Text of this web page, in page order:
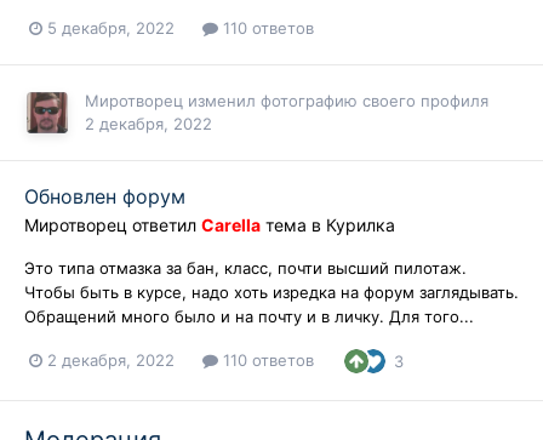
5 декабря, 2022 110 ответов
Миротворец изменил фотографию своего профиля
2 декабря, 2022
Обновлен форум
Миротворец ответил Carella тема в Курилка
Это типа отмазка за бан, класс, почти высший пилотаж.
Чтобы быть в курсе, надо хоть изредка на форум заглядывать.
Обращений много было и на почту и в личку. Для того...
2 декабря, 2022 110 ответов 3